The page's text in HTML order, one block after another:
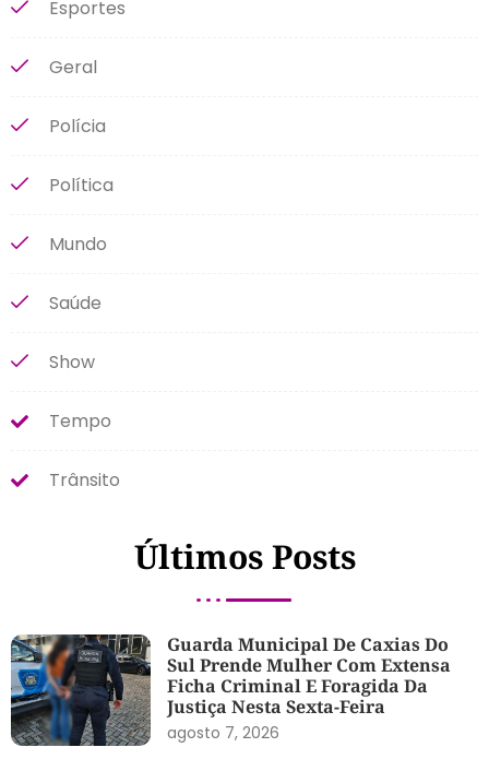
Esportes
Geral
Polícia
Política
Mundo
Saúde
Show
Tempo
Trânsito
Últimos Posts
Guarda Municipal De Caxias Do
Sul Prende Mulher Com Extensa
Ficha Criminal E Foragida Da
Justiça Nesta Sexta-Feira
agosto 7, 2026